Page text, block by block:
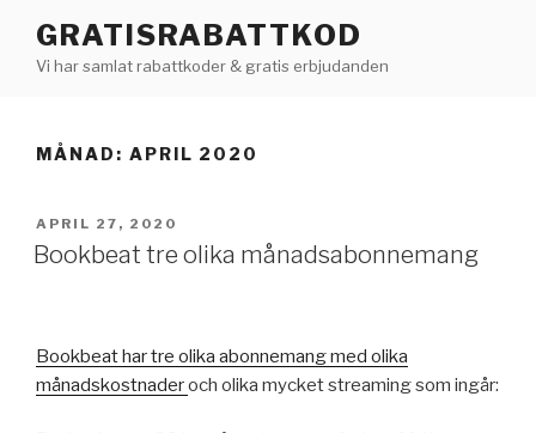
innehåll
GRATISRABATTKOD
Vi har samlat rabattkoder & gratis erbjudanden
MÅNAD: APRIL 2020
PUBLICERAT
APRIL 27, 2020
Bookbeat tre olika månadsabonnemang
Bookbeat har tre olika abonnemang med olika
månadskostnaderoch olika mycket streaming som ingår: